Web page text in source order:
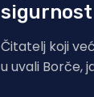
Čitatelj koji
u uvali Borče,